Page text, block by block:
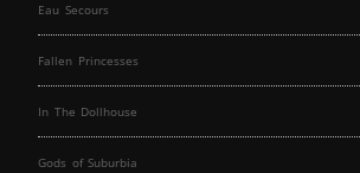
Eau Secours
Fallen Princesses
In The Dollhouse
Gods of Suburbia